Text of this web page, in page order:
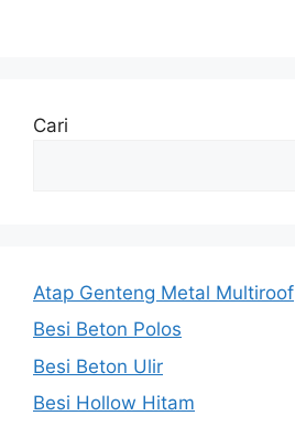
Cari
Atap Genteng Metal Multiroof
Besi Beton Polos
Besi Beton Ulir
Besi Hollow Hitam